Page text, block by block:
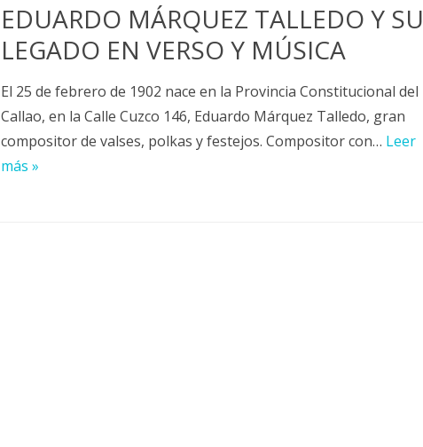
EDUARDO MÁRQUEZ TALLEDO Y SU
LEGADO EN VERSO Y MÚSICA
El 25 de febrero de 1902 nace en la Provincia Constitucional del
Callao, en la Calle Cuzco 146, Eduardo Márquez Talledo, gran
compositor de valses, polkas y festejos. Compositor con… Leer
más »